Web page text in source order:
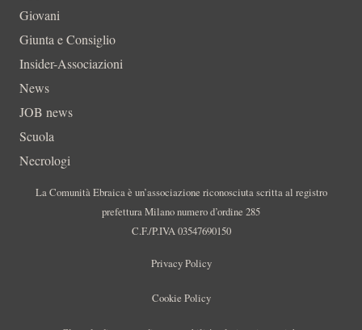
Giovani
Giunta e Consiglio
Insider-Associazioni
News
JOB news
Scuola
Necrologi
La Comunità Ebraica è un’associazione riconosciuta scritta al registro
prefettura Milano numero d’ordine 285
C.F./P.IVA 03547690150
Privacy Policy
Cookie Policy